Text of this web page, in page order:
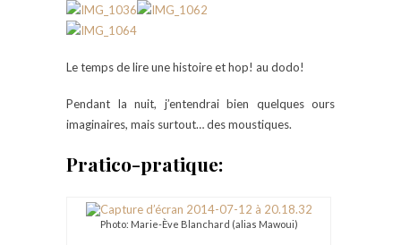
Le temps de lire une histoire et hop! au dodo!
Pendant la nuit, j’entendrai bien quelques ours
imaginaires, mais surtout… des moustiques.
Pratico-pratique:
Photo: Marie-Ève Blanchard (alias Mawoui)